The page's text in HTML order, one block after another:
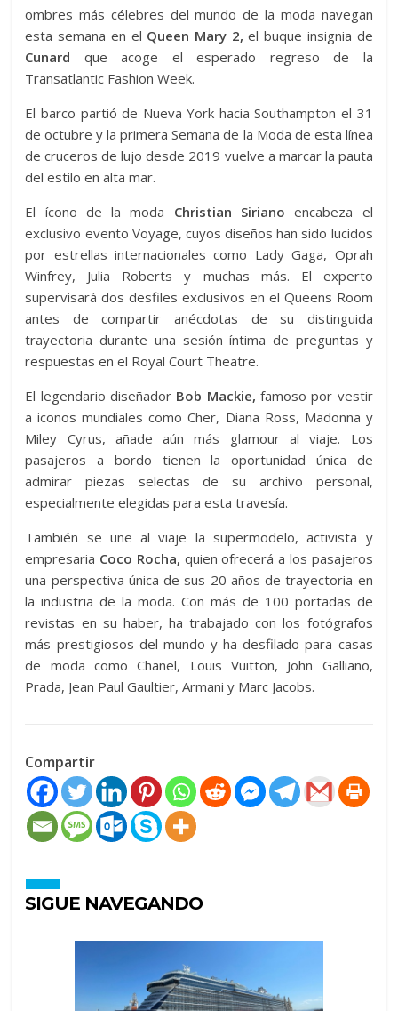
ombres más célebres del mundo de la moda navegan
esta semana en el Queen Mary 2, el buque insignia de
Cunard que acoge el esperado regreso de la
Transatlantic Fashion Week.
El barco partió de Nueva York hacia Southampton el 31
de octubre y la primera Semana de la Moda de esta línea
de cruceros de lujo desde 2019 vuelve a marcar la pauta
del estilo en alta mar.
El ícono de la moda Christian Siriano encabeza el
exclusivo evento Voyage, cuyos diseños han sido lucidos
por estrellas internacionales como Lady Gaga, Oprah
Winfrey, Julia Roberts y muchas más. El experto
supervisará dos desfiles exclusivos en el Queens Room
antes de compartir anécdotas de su distinguida
trayectoria durante una sesión íntima de preguntas y
respuestas en el Royal Court Theatre.
El legendario diseñador Bob Mackie, famoso por vestir
a iconos mundiales como Cher, Diana Ross, Madonna y
Miley Cyrus, añade aún más glamour al viaje. Los
pasajeros a bordo tienen la oportunidad única de
admirar piezas selectas de su archivo personal,
especialmente elegidas para esta travesía.
También se une al viaje la supermodelo, activista y
empresaria Coco Rocha, quien ofrecerá a los pasajeros
una perspectiva única de sus 20 años de trayectoria en
la industria de la moda. Con más de 100 portadas de
revistas en su haber, ha trabajado con los fotógrafos
más prestigiosos del mundo y ha desfilado para casas
de moda como Chanel, Louis Vuitton, John Galliano,
Prada, Jean Paul Gaultier, Armani y Marc Jacobs.
Compartir
SIGUE NAVEGANDO